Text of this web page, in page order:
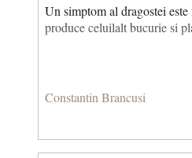
Un simptom al dragostei este
produce celuilalt bucurie si
Constantin Brancusi